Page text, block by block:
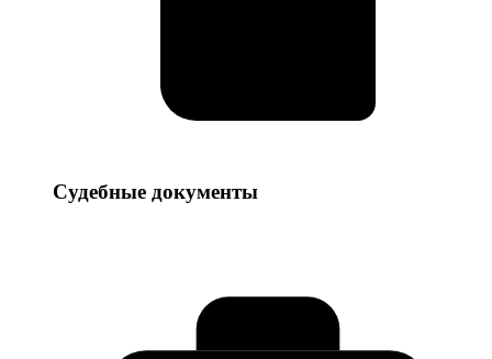
Судебные
Судебные документы